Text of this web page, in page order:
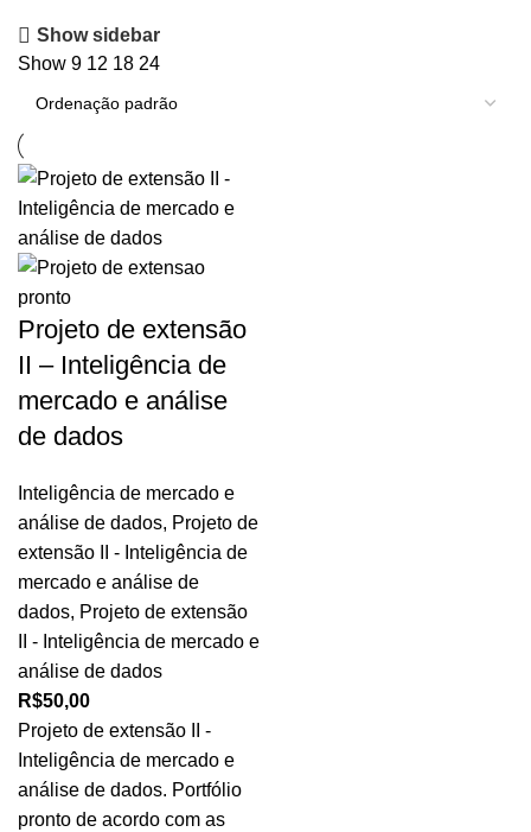
Show sidebar
Show 9 12 18 24
Projeto de extensão
II – Inteligência de
mercado e análise
de dados
Inteligência de mercado e
análise de dados, Projeto de
extensão II - Inteligência de
mercado e análise de
dados, Projeto de extensão
II - Inteligência de mercado e
análise de dados
R$50,00
Projeto de extensão II -
Inteligência de mercado e
análise de dados. Portfólio
pronto de acordo com as